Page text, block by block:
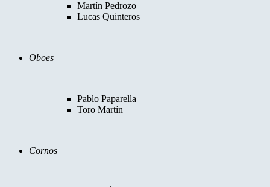
Martín Pedrozo
Lucas Quinteros
Oboes
Pablo Paparella
Toro Martín
Cornos